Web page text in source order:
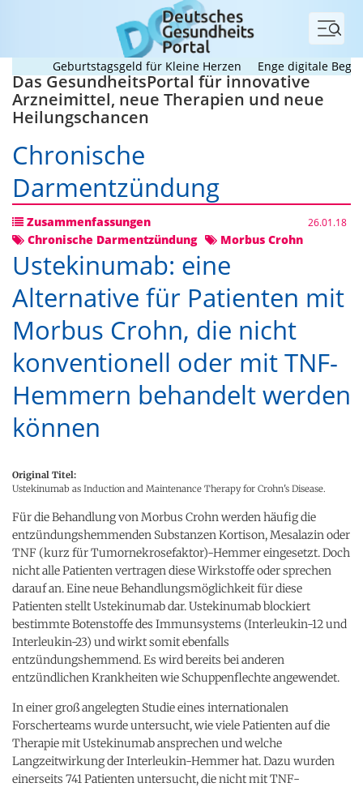
Menü
Geburtstagsgeld für Kleine Herzen Enge digitale
Das GesundheitsPortal für innovative
Arzneimittel, neue Therapien und neue
Heilungschancen
Chronische
Darmentzündung
Zusammenfassungen 26.01.18
Chronische Darmentzündung Morbus Crohn
Ustekinumab: eine
Alternative für Patienten mit
Morbus Crohn, die nicht
konventionell oder mit TNF-
Hemmern behandelt werden
können
Original Titel:
Ustekinumab as Induction and Maintenance Therapy for Crohn's Disease.
Für die Behandlung von Morbus Crohn werden häufig die
entzündungshemmenden Substanzen Kortison, Mesalazin oder
TNF (kurz für Tumornekrosefaktor)-Hemmer eingesetzt. Doch
nicht alle Patienten vertragen diese Wirkstoffe oder sprechen
darauf an. Eine neue Behandlungsmöglichkeit für diese
Patienten stellt Ustekinumab dar. Ustekinumab blockiert
bestimmte Botenstoffe des Immunsystems (Interleukin-12 und
Interleukin-23) und wirkt somit ebenfalls
entzündungshemmend. Es wird bereits bei anderen
entzündlichen Krankheiten wie Schuppenflechte angewendet.
In einer groß angelegten Studie eines internationalen
Forscherteams wurde untersucht, wie viele Patienten auf die
Therapie mit Ustekinumab ansprechen und welche
Langzeitwirkung der Interleukin-Hemmer hat. Dazu wurden
einerseits 741 Patienten untersucht, die nicht mit TNF-